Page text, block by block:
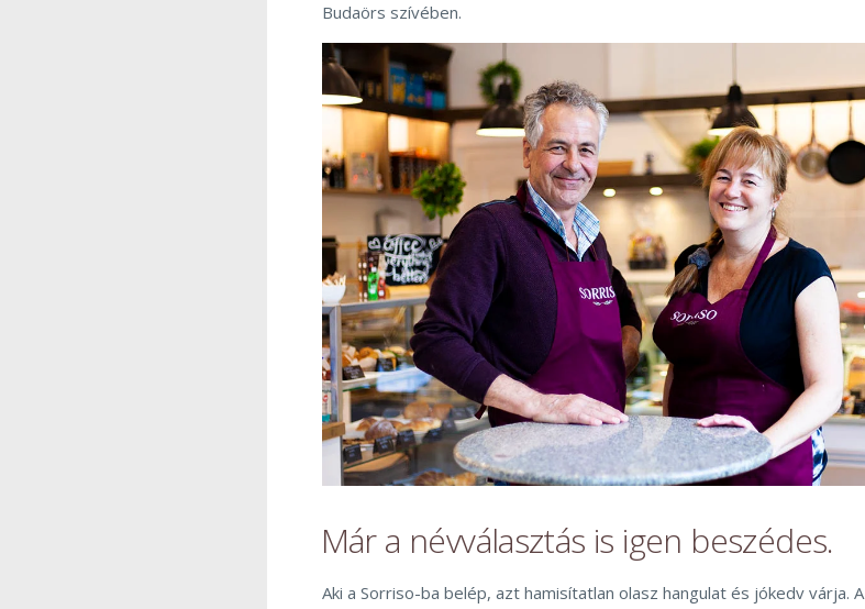
Budaörs szívében.
Már a névválasztás is igen beszédes.
Aki a Sorriso-ba belép, azt hamisítatlan olasz hangulat és jókedv várja. A